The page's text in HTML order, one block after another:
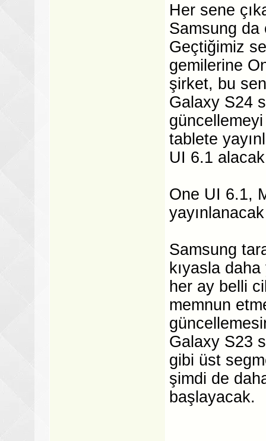
Her sene
Samsung da
Geçtiğimiz
gemilerine
şirket, bu
Galaxy S24
tablete
UI 6.1
One UI 6.1,
yayınlanacak
Samsung
kıyasla
her ay belli
memnun
Galaxy S23
gibi üst
şimdi de
başlayacak.